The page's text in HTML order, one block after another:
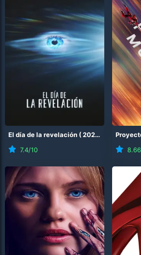
El día de la revelación (2026 )
7.4/10
8.66